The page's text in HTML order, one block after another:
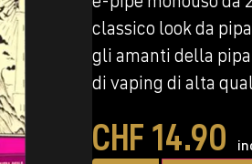
classico look da
gli amanti della
di vaping di alta
CHF14.90